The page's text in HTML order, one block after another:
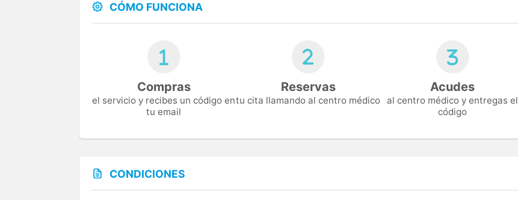
CÓMO FUNCIONA
Compras
el servicio y recibes un código en
tu email
Reservas
tu cita llamando al centro médico
Acudes
al centro médico y entregas el
código
CONDICIONES